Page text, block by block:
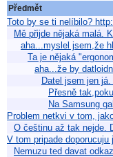
Předmět
Toto by se ti nelíbilo?
Mě přijde nějaká malá.
aha...myslel jsem,že
Ta je nějaká
aha...že by
Datel jsem jen
Přesně
Na Samsung
Problem netkvi v tom,
O češtinu až tak nejde.
V tom pripade
Nemuzu ted davat